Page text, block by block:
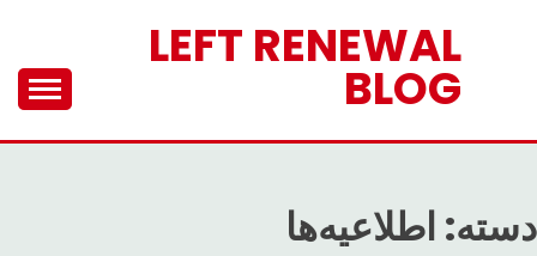
LEFT RENEWAL
BLOG
دسته: اطلاعیه‌ها